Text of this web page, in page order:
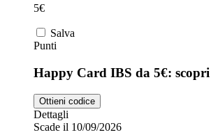
5€
Salva
Punti
Happy Card IBS da 5€: scopri
Ottieni codice
Dettagli
Scade il 10/09/2026